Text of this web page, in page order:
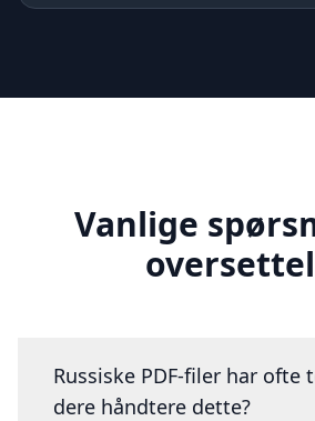
Vanlige
Russiske PDF-filer har ofte
dere håndtere dette?